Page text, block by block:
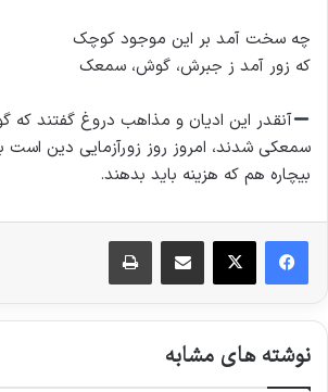
چه سخت آمد بر این موجود کوچک
که زور آمد ز جبرش، گوش، سمعک
آنقدر این ادیان و مذاهب دروغ گفتند
سمعکی شدند، امروز روز زورآزمایی دین است
بیچاره هم که هزینه باید بدهند.
اشتراک گذاری از طریق ایمیل
نوشته های مشابه